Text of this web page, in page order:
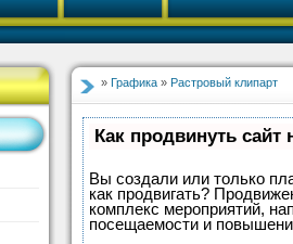
» Графика » Растровый клипарт
Как продвинуть сайт
Вы создали или только
как продвигать?
комплекс мероприятий,
посещаемости и